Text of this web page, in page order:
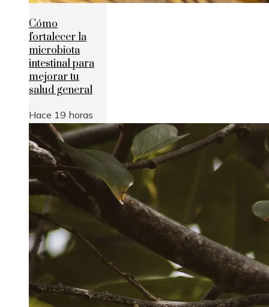
Cómo
fortalecer la
microbiota
intestinal para
mejorar tu
salud general
Hace 19 horas